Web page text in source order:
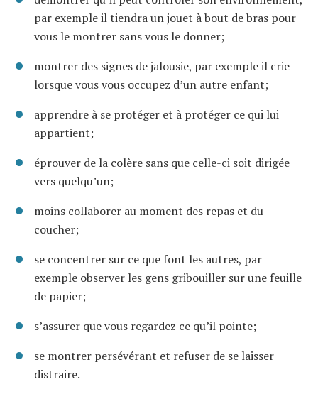
par exemple il tiendra un jouet à bout de bras pour
vous le montrer sans vous le donner;
montrer des signes de jalousie, par exemple il crie
lorsque vous vous occupez d’un autre enfant;
apprendre à se protéger et à protéger ce qui lui
appartient;
éprouver de la colère sans que celle-ci soit dirigée
vers quelqu’un;
moins collaborer au moment des repas et du
coucher;
se concentrer sur ce que font les autres, par
exemple observer les gens gribouiller sur une feuille
de papier;
s’assurer que vous regardez ce qu’il pointe;
se montrer persévérant et refuser de se laisser
distraire.